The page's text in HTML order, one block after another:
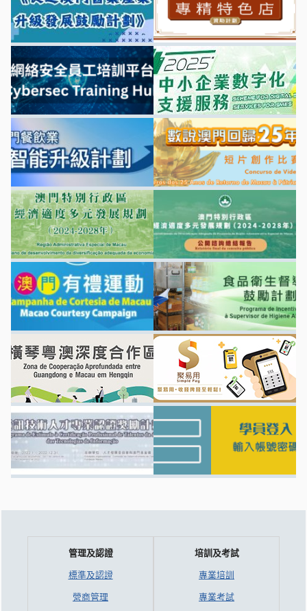
管理及認證
標準及認證
營商管理
培訓及考試
專業培訓
專業考試